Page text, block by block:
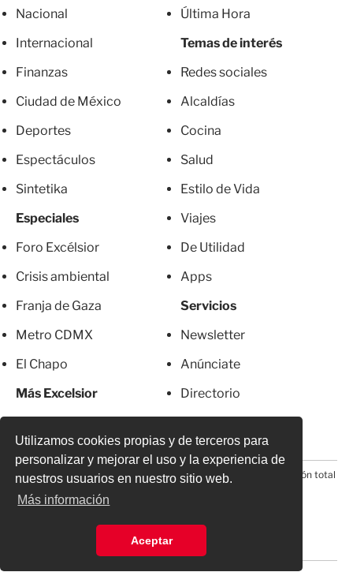
Utilizamos cookies propias y de terceros para
personalizar y mejorar el uso y la experiencia de
nuestros usuarios en nuestro sitio web.
Más información
Aceptar
Nacional
Internacional
Finanzas
Ciudad de México
Deportes
Espectáculos
Sintetika
Especiales
Foro Excélsior
Crisis ambiental
Franja de Gaza
Metro CDMX
El Chapo
Más Excelsior
Última Hora
Temas de interés
Redes sociales
Alcaldías
Cocina
Salud
Estilo de Vida
Viajes
De Utilidad
Apps
Servicios
Newsletter
Anúnciate
Directorio
© 2026 Todos los derechos reservados. Prohibida la reproducción total
o parcial, incluyendo cualquier medio electrónico*